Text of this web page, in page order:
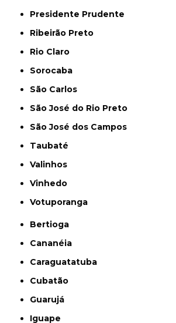
Presidente Prudente
Ribeirão Preto
Rio Claro
Sorocaba
São Carlos
São José do Rio Preto
São José dos Campos
Taubaté
Valinhos
Vinhedo
Votuporanga
Bertioga
Cananéia
Caraguatatuba
Cubatão
Guarujá
Iguape